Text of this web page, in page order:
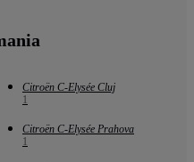
Citroën C-Elysée Cluj
1
Citroën C-Elysée Prahova
1